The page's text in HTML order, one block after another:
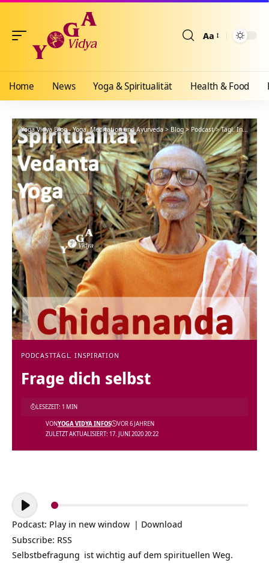
Aa
Home News Yoga & Spiritualität Health & Food
Yoga Vidya Blog - Yoga, Meditation und Ayurveda>Blog>Podcast>Tägl. Inspiration
PODCASTTÄGL. INSPIRATION
Frage dich selbst
ZULETZT AKTUALISIERT: 17. JUNI 2020 20:22
VONYOGA VIDYA INFOS VOR 6 JAHREN
LESEZEIT: 1 MIN
Audio-
Player
Podcast: Play in new window | Download
Subscribe: RSS
Selbstbefragung ist wichtig auf dem spirituellen Weg.